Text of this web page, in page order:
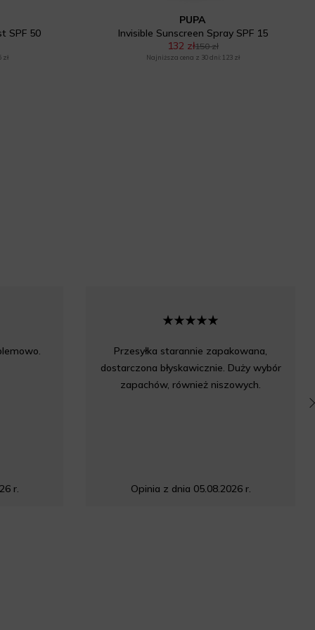
SPF 50
zł
PUPA
Invisible Sunscreen Spray SPF 15
132 zł150 zł
Najniższa cena z 30 dni: 123 zł
r.
Przesyłka starannie zapakowana,
dostarczona błyskawicznie. Duży wybór
zapachów, również niszowych.
Opinia z dnia 05.08.2026 r.